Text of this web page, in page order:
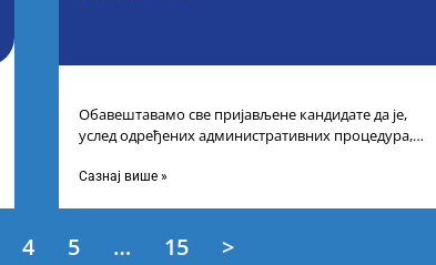
Обавештавамо све пријављене кандидате да је,
услед одређених административних процедура,
Конкурсу за доделу награда ученицима
Сазнај више »
4 5 … 15 >